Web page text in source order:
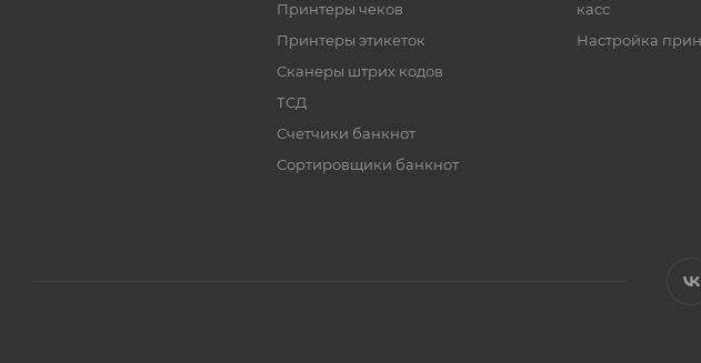
Принтеры чеков
Принтеры этикеток
Сканеры штрих кодов
ТСД
Счетчики банкнот
Сортировщики банкнот
касс
Настройка